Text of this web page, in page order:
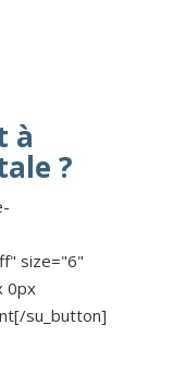
à
?
size="6"
0px
su_button]